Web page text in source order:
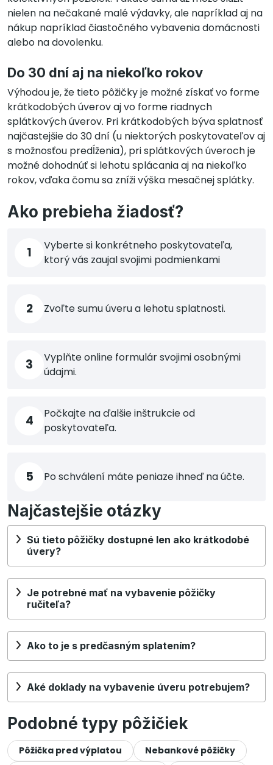
nielen na nečakané malé výdavky, ale napríklad aj na
nákup napríklad čiastočného vybavenia domácnosti
alebo na dovolenku.
Do 30 dní aj na niekoľko rokov
Výhodou je, že tieto pôžičky je možné získať vo forme
krátkodobých úverov aj vo forme riadnych
splátkových úverov. Pri krátkodobých býva splatnosť
najčastejšie do 30 dní (u niektorých poskytovateľov aj
s možnosťou predĺženia), pri splátkových úveroch je
možné dohodnúť si lehotu splácania aj na niekoľko
rokov, vďaka čomu sa zníži výška mesačnej splátky.
Ako prebieha žiadosť?
1
Vyberte si konkrétneho poskytovateľa,
ktorý vás zaujal svojimi podmienkami
2 Zvoľte sumu úveru a lehotu splatnosti.
3
Vyplňte online formulár svojimi osobnými
údajmi.
4
Počkajte na ďalšie inštrukcie od
poskytovateľa.
5 Po schválení máte peniaze ihneď na účte.
Najčastejšie otázky
Sú tieto pôžičky dostupné len ako krátkodobé
úvery?
Je potrebné mať na vybavenie pôžičky
ručiteľa?
Ako to je s predčasným splatením?
Aké doklady na vybavenie úveru potrebujem?
Podobné typy pôžičiek
Pôžička pred výplatou
Nebankové pôžičky